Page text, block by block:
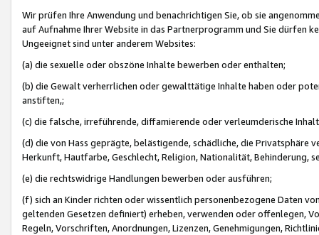
Wir prüfen Ihre Anwendung und benachrichtigen Sie, ob sie
auf Aufnahme Ihrer Website in das Partnerprogramm und Sie dürfen
Ungeeignet sind unter anderem Websites:
(a) die sexuelle oder obszöne Inhalte bewerben oder enthalten;
(b) die Gewalt verherrlichen oder gewalttätige Inhalte haben oder
anstiften,;
(c) die falsche, irreführende, diffamierende oder verleumderische
(d) die von Hass geprägte, belästigende, schädliche, die Privatsphäre
Herkunft, Hautfarbe, Geschlecht, Religion, Nationalität, Behinderung,
(e) die rechtswidrige Handlungen bewerben oder ausführen;
(f) sich an Kinder richten oder wissentlich personenbezogene Daten
geltenden Gesetzen definiert) erheben, verwenden oder offenlegen,
Regeln, Vorschriften, Anordnungen, Lizenzen, Genehmigungen,